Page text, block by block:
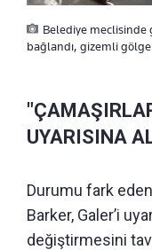
Belediye meclisinde
bağlandı, gizemli gölge
UYARISINA
Durumu fark
Barker, Galer’i
değiştirmesini